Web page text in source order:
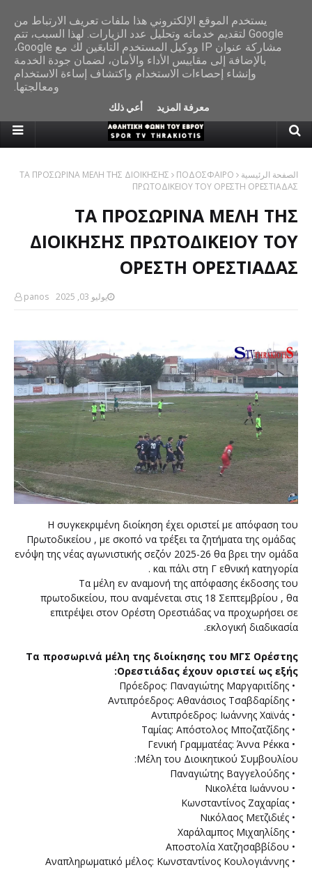
الصفحة الرئيسية ΠΟΔΟΣΦΑΙΡΟ
ΤΑ ΠΡΟΣΩΡΙΝΑ ΜΕΛΗ ΤΗΣ ΔΙΟΙΚΗΣΗΣ
ΠΡΩΤΟΔΙΚΕΙΟΥ ΤΟΥ ΟΡΕΣΤΗ ΟΡΕΣΤΙΑΔΑΣ
ΤΑ ΠΡΟΣΩΡΙΝΑ ΜΕΛΗ ΤΗΣ
ΔΙΟΙΚΗΣΗΣ ΠΡΩΤΟΔΙΚΕΙΟΥ ΤΟΥ
ΟΡΕΣΤΗ ΟΡΕΣΤΙΑΔΑΣ
panos يوليو 03, 2025
Η συγκεκριμένη διοίκηση έχει οριστεί με απόφαση του
Πρωτοδικείου , με σκοπό να τρέξει τα ζητήματα της ομάδας
ενόψη της νέας αγωνιστικής σεζόν 2025-26 θα βρει την ομάδα
και πάλι στη Γ εθνική κατηγορία .
Τα μέλη εν αναμονή της απόφασης έκδοσης του
πρωτοδικείου, που αναμένεται στις 18 Σεπτεμβρίου , θα
επιτρέψει στον Ορέστη Ορεστιάδας να προχωρήσει σε
εκλογική διαδικασία.
Τα προσωρινά μέλη της διοίκησης του ΜΓΣ Ορέστης
Ορεστιάδας έχουν οριστεί ως εξής:
• Πρόεδρος: Παναγιώτης Μαργαριτίδης
• Αντιπρόεδρος: Αθανάσιος Τσαβδαρίδης
• Αντιπρόεδρος: Ιωάννης Χαϊνάς
• Ταμίας: Απόστολος Μποζατζίδης
• Γενική Γραμματέας: Άννα Ρέκκα
Μέλη του Διοικητικού Συμβουλίου:
• Παναγιώτης Βαγγελούδης
• Νικολέτα Ιωάννου
• Κωνσταντίνος Ζαχαρίας
• Νικόλαος Μετζιδιές
• Χαράλαμπος Μιχαηλίδης
• Αποστολία Χατζησαββίδου
• Αναπληρωματικό μέλος: Κωνσταντίνος Κουλογιάννης
‏يستخدم الموقع الإلكتروني هذا ملفات تعريف الارتباط من
Google لتقديم خدماته وتحليل عدد الزيارات. لهذا السبب، تتم
مشاركة عنوان IP ووكيل المستخدم التابعَين لك مع Google،
بالإضافة إلى مقاييس الأداء والأمان، لضمان جودة الخدمة
وإنشاء إحصاءات الاستخدام واكتشاف إساءة الاستخدام
ومعالجتها.
معرفة المزيد أعي ذلك